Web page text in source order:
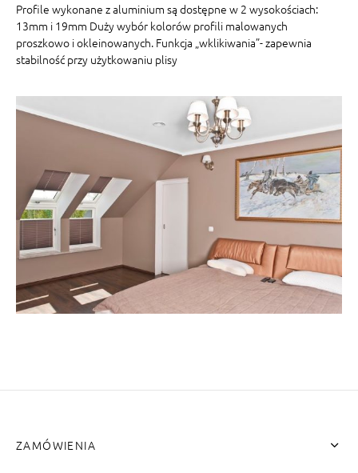
Profile wykonane z aluminium są dostępne w 2 wysokościach:
13mm i 19mm Duży wybór kolorów profili malowanych
proszkowo i okleinowanych. Funkcja „wklikiwania”- zapewnia
stabilność przy użytkowaniu plisy
ZAMÓWIENIA